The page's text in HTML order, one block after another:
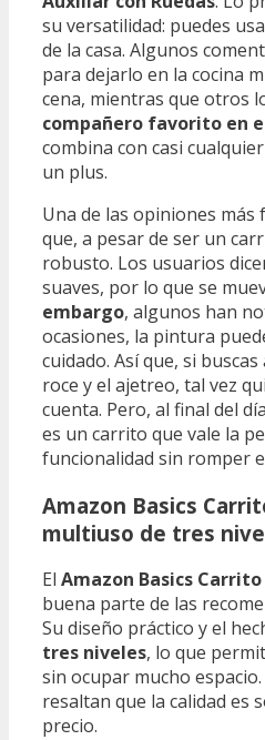
su versatilidad: puedes
de la casa. Algunos
para dejarlo en la cocina
cena, mientras que otros
compañero favorito en
combina con casi
un plus.
Una de las opiniones más
que, a pesar de ser un
robusto. Los usuarios
suaves, por lo que se
embargo, algunos han
ocasiones, la pintura
cuidado. Así que, si
roce y el ajetreo, tal vez
cuenta. Pero, al final del
es un carrito que vale la
funcionalidad sin romper
Amazon Basics
multiuso de tres
El Amazon Basics
buena parte de las
Su diseño práctico y el
tres niveles, lo que
sin ocupar mucho
resaltan que la calidad es
precio.